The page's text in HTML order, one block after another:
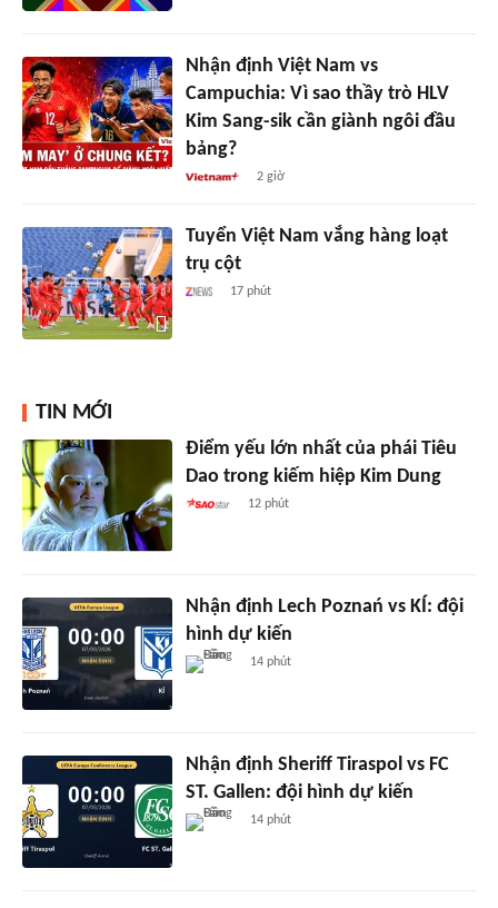
Nhận định Việt Nam vs
Campuchia: Vì sao thầy trò HLV
Kim Sang-sik cần giành ngôi đầu
bảng?
2 giờ
Tuyển Việt Nam vắng hàng loạt
trụ cột
17 phút
TIN MỚI
Điểm yếu lớn nhất của phái Tiêu
Dao trong kiếm hiệp Kim Dung
12 phút
Nhận định Lech Poznań vs KÍ: đội
hình dự kiến
14 phút
Nhận định Sheriff Tiraspol vs FC
ST. Gallen: đội hình dự kiến
14 phút